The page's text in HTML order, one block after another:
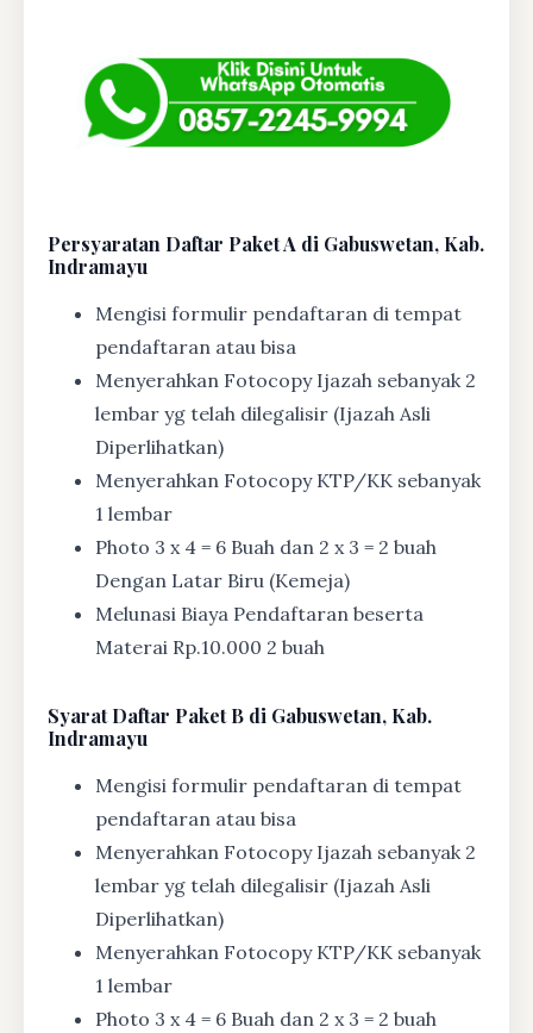
Persyaratan Daftar Paket A di Gabuswetan, Kab.
Indramayu
Mengisi formulir pendaftaran di tempat
pendaftaran atau bisa
Menyerahkan Fotocopy Ijazah sebanyak 2
lembar yg telah dilegalisir (Ijazah Asli
Diperlihatkan)
Menyerahkan Fotocopy KTP/KK sebanyak
1 lembar
Photo 3 x 4 = 6 Buah dan 2 x 3 = 2 buah
Dengan Latar Biru (Kemeja)
Melunasi Biaya Pendaftaran beserta
Materai Rp.10.000 2 buah
SyaratDaftar Paket B di Gabuswetan, Kab.
Indramayu
Mengisi formulir pendaftaran di tempat
pendaftaran atau bisa
Menyerahkan Fotocopy Ijazah sebanyak 2
lembar yg telah dilegalisir (Ijazah Asli
Diperlihatkan)
Menyerahkan Fotocopy KTP/KK sebanyak
1 lembar
Photo 3 x 4 = 6 Buah dan 2 x 3 = 2 buah